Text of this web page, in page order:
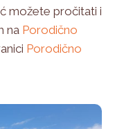
možete pročitati i
na Porodično
Porodično